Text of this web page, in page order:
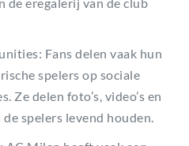
Fans delen vaak hun
spelers op sociale
Ze delen foto’s, video’s en
spelers levend houden.